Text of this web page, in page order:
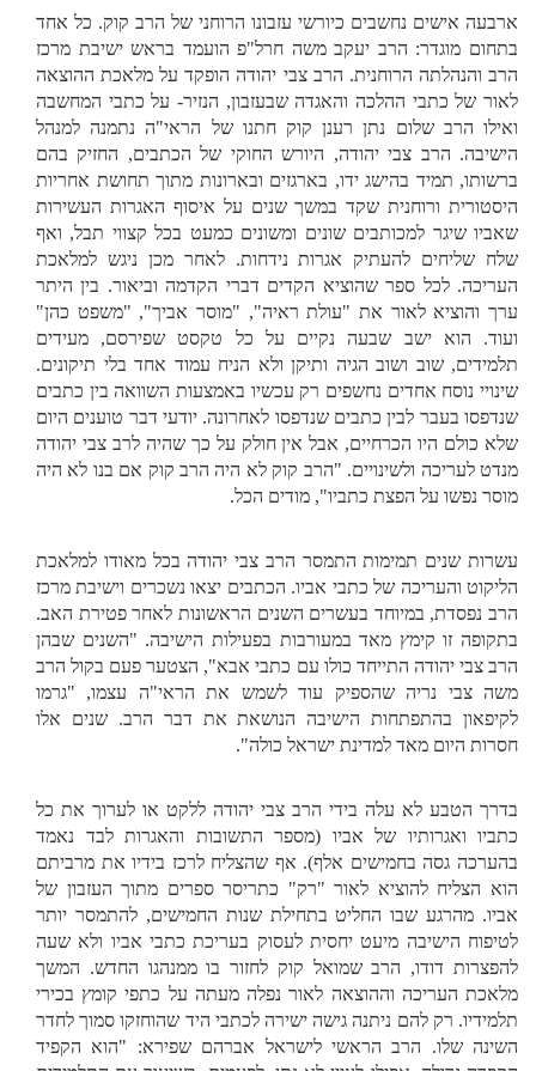
ארבעה אישים נחשבים כיורשי עזבונו הרוחני של הרב קוק. כל אחד
בתחום מוגדר: הרב יעקב משה חרל"פ הועמד בראש ישיבת מרכז
הרב והנהלתה הרוחנית. הרב צבי יהודה הופקד על מלאכת ההוצאה
לאור של כתבי ההלכה והאגדה שבעזבון, הנזיר- על כתבי המחשבה
ואילו הרב שלום נתן רענן קוק חתנו של הראי"ה נתמנה למנהל
הישיבה. הרב צבי יהודה, היורש החוקי של הכתבים, החזיק בהם
ברשותו, תמיד בהישג ידו, בארגזים ובארונות מתוך תחושת אחריות
היסטורית ורוחנית שקד במשך שנים על איסוף האגרות העשירות
שאביו שיגר למכותבים שונים ומשונים כמעט בכל קצווי תבל, ואף
שלח שליחים להעתיק אגרות נידחות. לאחר מכן ניגש למלאכת
העריכה. לכל ספר שהוציא הקדים דברי הקדמה וביאור. בין היתר
ערך והוציא לאור את "עולת ראיה", "מוסר אביך", "משפט כהן"
ועוד. הוא ישב שבעה נקיים על כל טקסט שפירסם, מעידים
תלמידים, שוב ושוב הגיה ותיקן ולא הניח עמוד אחד בלי תיקונים.
שינויי נוסח אחדים נחשפים רק עכשיו באמצעות השוואה בין כתבים
שנדפסו בעבר לבין כתבים שנדפסו לאחרונה. יודעי דבר טוענים היום
שלא כולם היו הכרחיים, אבל אין חולק על כך שהיה לרב צבי יהודה
מנדט לעריכה ולשינויים. "הרב קוק לא היה הרב קוק אם בנו לא היה
מוסר נפשו על הפצת כתביו", מודים הכל.
עשרות שנים תמימות התמסר הרב צבי יהודה בכל מאודו למלאכת
הליקוט והעריכה של כתבי אביו. הכתבים יצאו נשכרים וישיבת מרכז
הרב נפסדת, במיוחד בעשרים השנים הראשונות לאחר פטירת האב.
בתקופה זו קימץ מאד במעורבות בפעילות הישיבה. "השנים שבהן
הרב צבי יהודה התייחד כולו עם כתבי אבא", הצטער פעם בקול הרב
משה צבי נריה שהספיק עוד לשמש את הראי"ה עצמו, "גרמו
לקיפאון בהתפתחות הישיבה הנושאת את דבר הרב. שנים אלו
חסרות היום מאד למדינת ישראל כולה".
בדרך הטבע לא עלה בידי הרב צבי יהודה ללקט או לערוך את כל
כתביו ואגרותיו של אביו (מספר התשובות והאגרות לבד נאמד
בהערכה גסה בחמישים אלף). אף שהצליח לרכז בידיו את מרביתם
הוא הצליח להוציא לאור "רק" כתריסר ספרים מתוך העזבון של
אביו. מהרגע שבו החליט בתחילת שנות החמישים, להתמסר יותר
לטיפוח הישיבה מיעט יחסית לעסוק בעריכת כתבי אביו ולא שעה
להפצרות דודו, הרב שמואל קוק לחזור בו ממנהגו החדש. המשך
מלאכת העריכה וההוצאה לאור נפלה מעתה על כתפי קומץ בכירי
תלמידיו. רק להם ניתנה גישה ישירה לכתבי היד שהוחזקו סמוך לחדר
השינה שלו. הרב הראשי לישראל אברהם שפירא: "הוא הקפיד